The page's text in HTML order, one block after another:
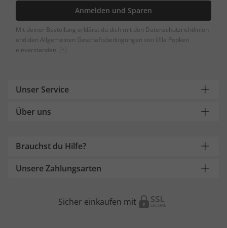
Anmelden und Sparen
Mit deiner Bestellung erklärst du dich mit den Datenschutzrichtlinien
und den Allgemeinen Geschäftsbedingungen von Ulla Popken
einverstanden. [+]
Unser Service
Über uns
Brauchst du Hilfe?
Unsere Zahlungsarten
Sicher einkaufen mit